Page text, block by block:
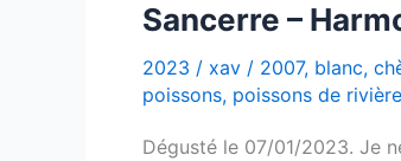
Sancerre –
2023 / xav / 2007, blanc,
poissons, poissons de rivière
Dégusté le 07/01/2023. Je